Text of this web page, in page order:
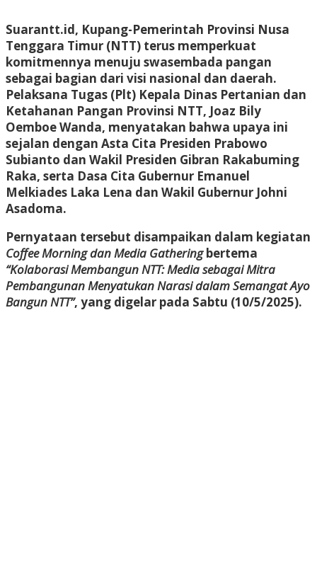
Suarantt.id, Kupang-Pemerintah Provinsi Nusa
Tenggara Timur (NTT) terus memperkuat
komitmennya menuju swasembada pangan
sebagai bagian dari visi nasional dan daerah.
Pelaksana Tugas (Plt) Kepala Dinas Pertanian dan
Ketahanan Pangan Provinsi NTT, Joaz Bily
Oemboe Wanda, menyatakan bahwa upaya ini
sejalan dengan Asta Cita Presiden Prabowo
Subianto dan Wakil Presiden Gibran Rakabuming
Raka, serta Dasa Cita Gubernur Emanuel
Melkiades Laka Lena dan Wakil Gubernur Johni
Asadoma.
Pernyataan tersebut disampaikan dalam kegiatan
Coffee Morning dan Media Gatheringbertema
“Kolaborasi Membangun NTT: Media sebagai Mitra
Pembangunan Menyatukan Narasi dalam Semangat Ayo
Bangun NTT”, yang digelar pada Sabtu (10/5/2025).